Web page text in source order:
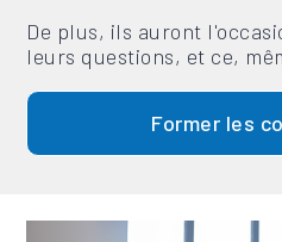
De plus, ils auront
leurs questions, et ce,
Former les